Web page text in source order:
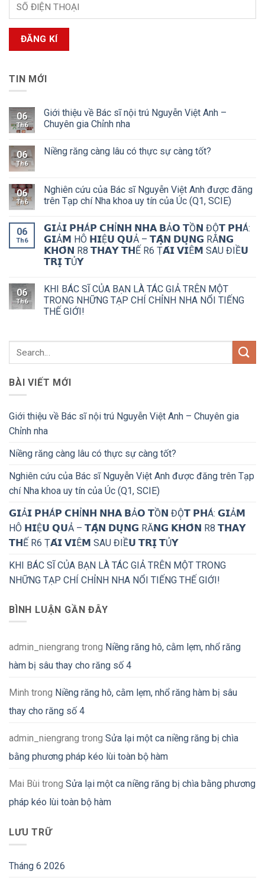
TIN MỚI
06
Th6
Giới thiệu về Bác sĩ nội trú Nguyễn Việt Anh –
Chuyên gia Chỉnh nha
06
Th6
Niềng răng càng lâu có thực sự càng tốt?
06
Th6
Nghiên cứu của Bác sĩ Nguyễn Việt Anh được đăng
trên Tạp chí Nha khoa uy tín của Úc (Q1, SCIE)
06
Th6
𝗚𝗜Ả𝗜 𝗣𝗛Á𝗣 𝗖𝗛Ỉ𝗡𝗛 𝗡𝗛𝗔 𝗕Ả𝗢 𝗧Ồ𝗡 ĐỘ̣𝗧 𝗣𝗛Á:
𝗚𝗜Ả𝗠 HÔ 𝗛𝗜Ệ𝗨 𝗤𝗨Ả – 𝗧𝗔̣̂𝗡 𝗗𝗨̣𝗡𝗚 RĂ𝗡𝗚
𝗞𝗛𝗢̂𝗡 R8 𝗧𝗛𝗔𝗬 𝗧𝗛Ế R6 Ṭ𝗔́𝗜 𝗩𝗜Ê𝗠 SAU ĐIỀ𝗨
𝗧𝗥𝗜̣ 𝗧Ủ𝗬
06
Th6
KHI BÁC SĨ CỦA BẠN LÀ TÁC GIẢ TRÊN MỘT
TRONG NHỮNG TẠP CHÍ CHỈNH NHA NỔI TIẾNG
THẾ GIỚI!
BÀI VIẾT MỚI
Giới thiệu về Bác sĩ nội trú Nguyễn Việt Anh – Chuyên gia
Chỉnh nha
Niềng răng càng lâu có thực sự càng tốt?
Nghiên cứu của Bác sĩ Nguyễn Việt Anh được đăng trên Tạp
chí Nha khoa uy tín của Úc (Q1, SCIE)
𝗚𝗜Ả𝗜 𝗣𝗛Á𝗣 𝗖𝗛Ỉ𝗡𝗛 𝗡𝗛𝗔 𝗕Ả𝗢 𝗧Ồ𝗡 ĐỘ̣𝗧 𝗣𝗛Á: 𝗚𝗜Ả𝗠
HÔ 𝗛𝗜Ệ𝗨 𝗤𝗨Ả – 𝗧𝗔̣̂𝗡 𝗗𝗨̣𝗡𝗚 RĂ𝗡𝗚 𝗞𝗛𝗢̂𝗡 R8 𝗧𝗛𝗔𝗬
𝗧𝗛Ế R6 Ṭ𝗔́𝗜 𝗩𝗜Ê𝗠 SAU ĐIỀ𝗨 𝗧𝗥𝗜̣ 𝗧Ủ𝗬
KHI BÁC SĨ CỦA BẠN LÀ TÁC GIẢ TRÊN MỘT TRONG
NHỮNG TẠP CHÍ CHỈNH NHA NỔI TIẾNG THẾ GIỚI!
BÌNH LUẬN GẦN ĐÂY
admin_niengrang trong Niềng răng hô, cằm lẹm, nhổ răng
hàm bị sâu thay cho răng số 4
Minh trong Niềng răng hô, cằm lẹm, nhổ răng hàm bị sâu
thay cho răng số 4
admin_niengrang trong Sửa lại một ca niềng răng bị chìa
bằng phương pháp kéo lùi toàn bộ hàm
Mai Bùi trong Sửa lại một ca niềng răng bị chìa bằng phương
pháp kéo lùi toàn bộ hàm
LƯU TRỮ
Tháng 6 2026